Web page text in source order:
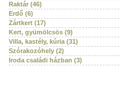
Raktár (46)
Erdő (6)
Zártkert (17)
Kert, gyümölcsös (9)
Villa, kastély, kúria (31)
Szórakozóhely (2)
Iroda családi házban (3)